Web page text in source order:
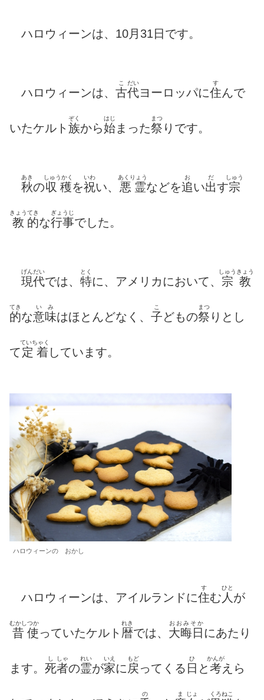
ハロウィーンは、10月31日です。
ハロウィーンは、 古
こ
代
だい
ヨーロッパに住
す
んで
いたケルト 族
ぞく
から始
はじ
まった祭
まつ
りです。
秋
あき
の収穫
しゅうかく
を祝
いわ
い、 悪霊
あくりょう
などを追
お
い出
だ
す宗
しゅう
教
きょう
的
てき
な行事
ぎょうじ
でした。
現代
げんだい
では、 特
とく
に、アメリカにおいて、 宗
しゅう
教
きょう
的
てき
な意
い
味
み
はほとんどなく、 子
こ
どもの祭
まつ
りとし
て定着
ていちゃく
しています。
ハロウィーンの おかし
ハロウィーンは、アイルランドに住
す
む人
ひと
が
昔
むかし
使
つか
っていたケルト 暦
れき
では、 大晦日
おおみそか
にあたり
ます。 死
し
者
しゃ
の霊
れい
が家
いえ
に戻
もど
ってくる 日
ひ
と考
かんが
えら
の ま じょ くろねこ